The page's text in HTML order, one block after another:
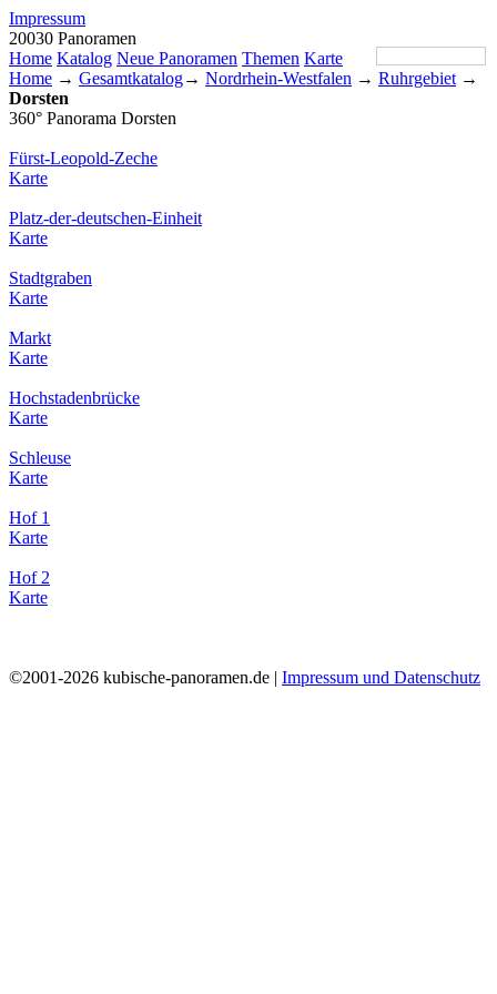
Impressum
20030 Panoramen
Home Katalog Neue Panoramen Themen Karte
Home → Gesamtkatalog→ Nordrhein-Westfalen → Ruhrgebiet →
Dorsten
360° Panorama Dorsten
Fürst-Leopold-Zeche
Karte
Platz-der-deutschen-Einheit
Karte
Stadtgraben
Karte
Markt
Karte
Hochstadenbrücke
Karte
Schleuse
Karte
Hof 1
Karte
Hof 2
Karte
©2001-2026 kubische-panoramen.de | Impressum und Datenschutz